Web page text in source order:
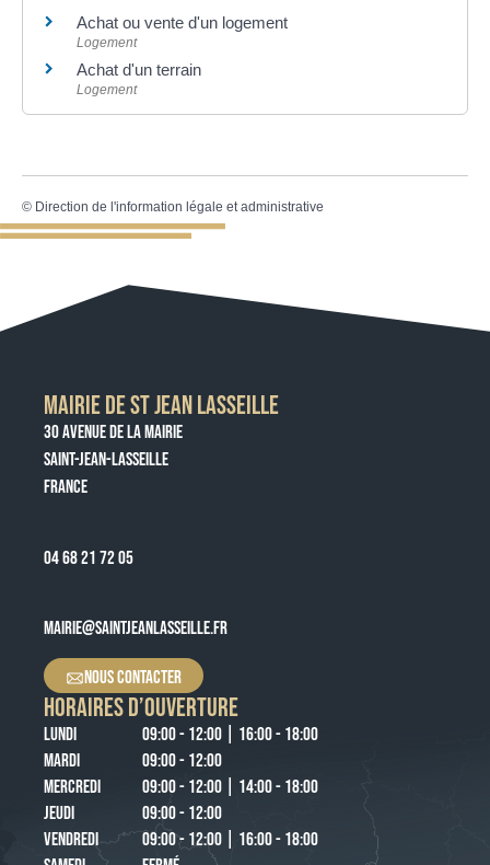
Achat ou vente d'un logement
Logement
Achat d'un terrain
Logement
© Direction de l'information légale et administrative
MAIRIE DE ST JEAN LASSEILLE
30 AVENUE DE LA MAIRIE
SAINT-JEAN-LASSEILLE
FRANCE
04 68 21 72 05
MAIRIE@SAINTJEANLASSEILLE.FR
NOUS CONTACTER
HORAIRES D’OUVERTURE
LUNDI
09:00 - 12:00 | 16:00 - 18:00
MARDI
09:00 - 12:00
MERCREDI
09:00 - 12:00 | 14:00 - 18:00
JEUDI
09:00 - 12:00
VENDREDI
09:00 - 12:00 | 16:00 - 18:00